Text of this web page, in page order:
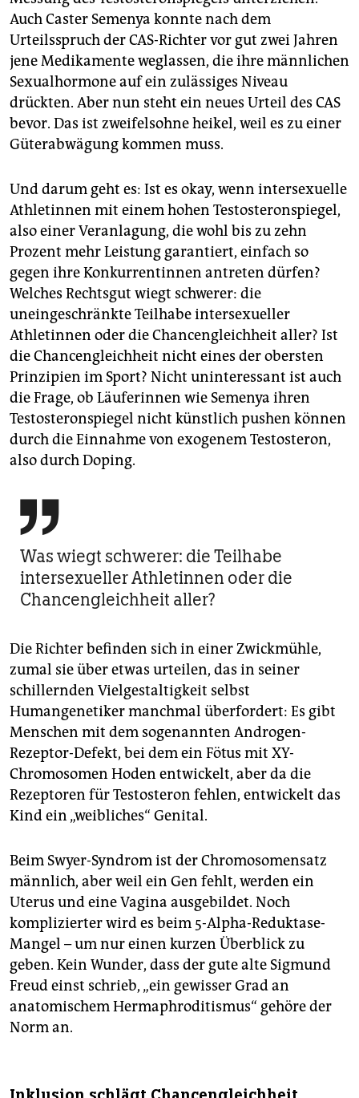
Auch Caster Semenya konnte nach dem
Urteilsspruch der CAS-Richter vor gut zwei Jahren
jene Medikamente weglassen, die ihre männlichen
Sexualhormone auf ein zulässiges Niveau
drückten. Aber nun steht ein neues Urteil des CAS
bevor. Das ist zweifelsohne heikel, weil es zu einer
Güterabwägung kommen muss.
Und darum geht es: Ist es okay, wenn intersexuelle
Athletinnen mit einem hohen Testosteronspiegel,
also einer Veranlagung, die wohl bis zu zehn
Prozent mehr Leistung garantiert, einfach so
gegen ihre Konkurrentinnen antreten dürfen?
Welches Rechtsgut wiegt schwerer: die
uneingeschränkte Teilhabe intersexueller
Athletinnen oder die Chancengleichheit aller? Ist
die Chancengleichheit nicht eines der obersten
Prinzipien im Sport? Nicht uninteressant ist auch
die Frage, ob Läuferinnen wie Semenya ihren
Testosteronspiegel nicht künstlich pushen können
durch die Einnahme von exogenem Testosteron,
also durch Doping.

Was wiegt schwerer: die Teilhabe
intersexueller Athletinnen oder die
Chancengleichheit aller?
Die Richter befinden sich in einer Zwickmühle,
zumal sie über etwas urteilen, das in seiner
schillernden Vielgestaltigkeit selbst
Humangenetiker manchmal überfordert: Es gibt
Menschen mit dem sogenannten Androgen-
Rezeptor-Defekt, bei dem ein Fötus mit XY-
Chromosomen Hoden entwickelt, aber da die
Rezeptoren für Testosteron fehlen, entwickelt das
Kind ein „weibliches“ Genital.
Beim Swyer-Syndrom ist der Chromosomensatz
männlich, aber weil ein Gen fehlt, werden ein
Uterus und eine Vagina ausgebildet. Noch
komplizierter wird es beim 5-Alpha-Reduktase-
Mangel – um nur einen kurzen Überblick zu
geben. Kein Wunder, dass der gute alte Sigmund
Freud einst schrieb, „ein gewisser Grad an
anatomischem Hermaphroditismus“ gehöre der
Norm an.